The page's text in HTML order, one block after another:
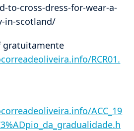
to-cross-dress-for-wear-a-
in-scotland/
gratuitamente
RCR01.
ACC_19